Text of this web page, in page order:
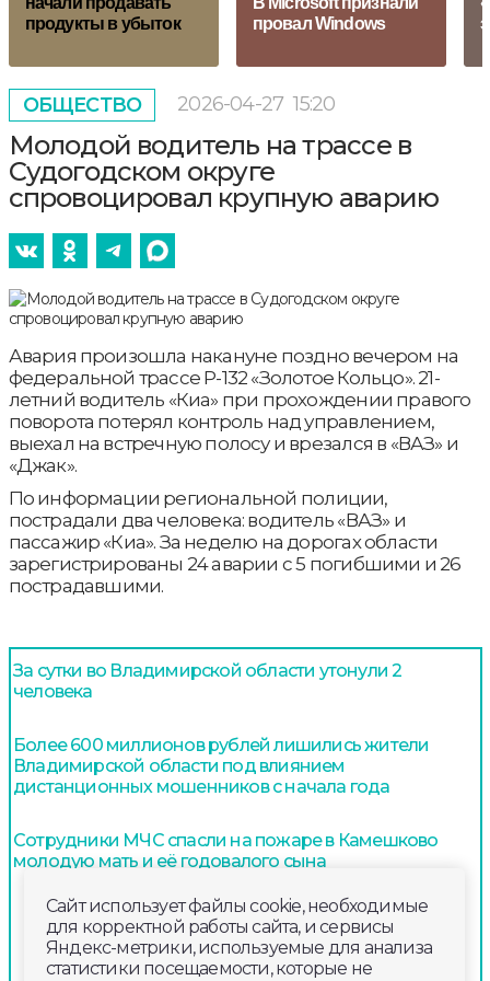
продукты в убыток
провал Windows
ОБЩЕСТВО 2026-04-27 15:20
Молодой водитель на трассе в
Судогодском округе
спровоцировал крупную аварию
Авария произошла накануне поздно вечером на
федеральной трассе Р-132 «Золотое Кольцо». 21-
летний водитель «Киа» при прохождении правого
поворота потерял контроль над управлением,
выехал на встречную полосу и врезался в «ВАЗ» и
«Джак».
По информации региональной полиции,
пострадали два человека: водитель «ВАЗ» и
пассажир «Киа». За неделю на дорогах области
зарегистрированы 24 аварии с 5 погибшими и 26
пострадавшими.
За сутки во Владимирской области утонули 2
человека
Более 600 миллионов рублей лишились жители
Владимирской области под влиянием
дистанционных мошенников с начала года
Сотрудники МЧС спасли на пожаре в Камешково
молодую мать и её годовалого сына
Сайт использует файлы cookie, необходимые
для корректной работы сайта, и сервисы
Яндекс-метрики, используемые для анализа
статистики посещаемости, которые не